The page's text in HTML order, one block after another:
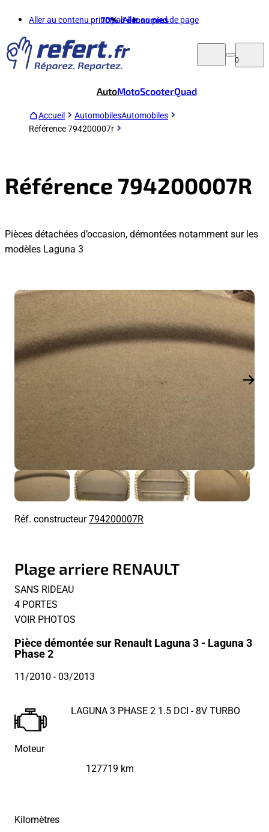
Aller au contenu principalAller au pied de page
70%d'économies
0
AutoMotoScooterQuad
Accueil AutomobilesAutomobiles
Référence 794200007r
Référence 794200007R
Pièces détachées d’occasion, démontées notamment sur les
modèles Laguna 3
Réf. constructeur794200007R
Plage arriere RENAULT
SANS RIDEAU
4 PORTES
VOIR PHOTOS
Pièce démontée sur Renault Laguna 3 - Laguna 3
Phase 2
11/2010 - 03/2013
Moteur
LAGUNA 3 PHASE 2 1.5 DCI - 8V TURBO
Kilomètres
127719 km